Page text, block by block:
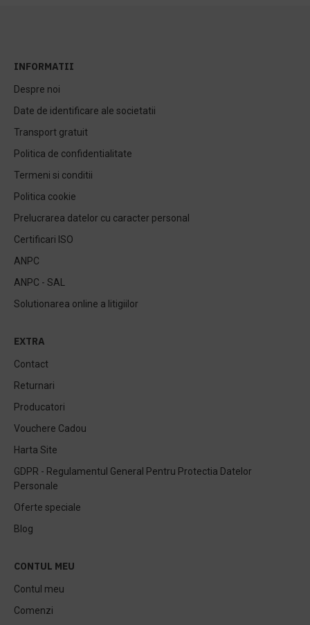
INFORMATII
Despre noi
Date de identificare ale societatii
Transport gratuit
Politica de confidentialitate
Termeni si conditii
Politica cookie
Prelucrarea datelor cu caracter personal
Certificari ISO
ANPC
ANPC - SAL
Solutionarea online a litigiilor
EXTRA
Contact
Returnari
Producatori
Vouchere Cadou
Harta Site
GDPR - Regulamentul General Pentru Protectia Datelor
Personale
Oferte speciale
Blog
CONTUL MEU
Contul meu
Comenzi